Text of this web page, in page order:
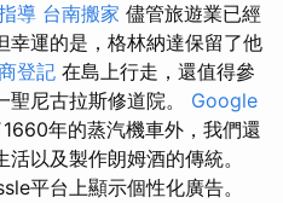
導 台南搬家 儘管旅遊業已經
幸運的是，格林納達保留了他
登記 在島上行走，還值得參
尼古拉斯修道院。 Google
1660年的蒸汽機車外，我們還
以及製作朗姆酒的傳統。
平台上顯示個性化廣告。